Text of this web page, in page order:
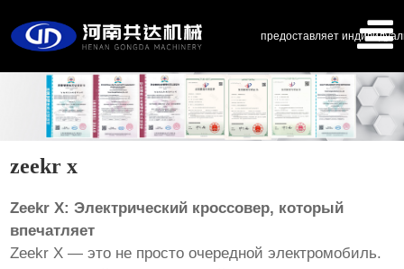
предоставляет
zeekr x
Zeekr X: Электрический кроссовер, который
впечатляет
Zeekr X — это не просто очередной электромобиль.